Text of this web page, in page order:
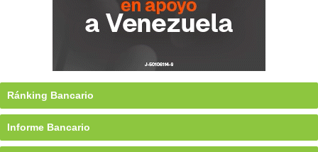
Ránking Bancario
Informe Bancario